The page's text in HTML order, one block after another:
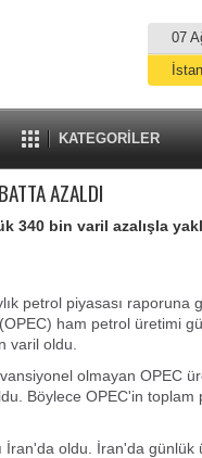
07
KATEGORİLER
AZALDI
340 bin varil azalışla
petrol piyasası raporuna
ham petrol üretimi
varil oldu.
olmayan OPEC
Böylece OPEC'in toplam
İran'da oldu. İran'da günlük